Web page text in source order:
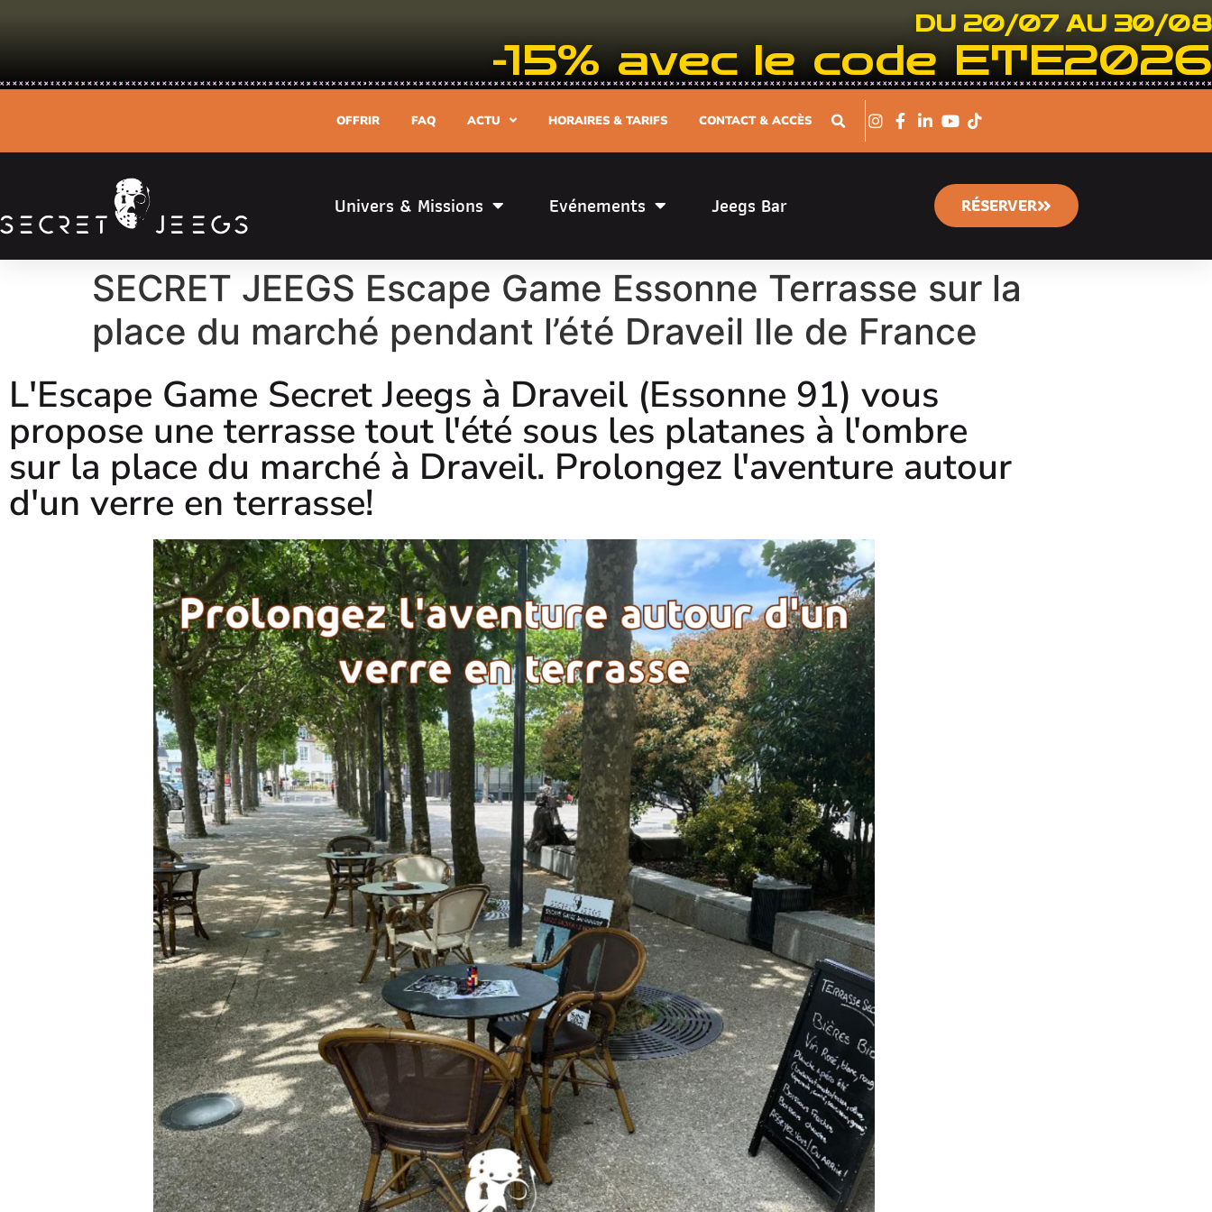
DU 20/07 AU 30/08
-15% avec le code ETE2026
OFFRIR FAQ ACTU HORAIRES & TARIFS CONTACT & ACCÈS
Univers & Missions Evénements Jeegs Bar RÉSERVER
SECRET JEEGS Escape Game Essonne Terrasse sur la
place du marché pendant l’été Draveil Ile de France
L'Escape Game Secret Jeegs à Draveil (Essonne 91) vous
propose une terrasse tout l'été sous les platanes à l'ombre
sur la place du marché à Draveil. Prolongez l'aventure autour
d'un verre en terrasse!